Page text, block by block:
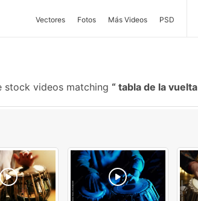
Vectores Fotos Más Videos PSD
stock videos matching tabla de la vuelta